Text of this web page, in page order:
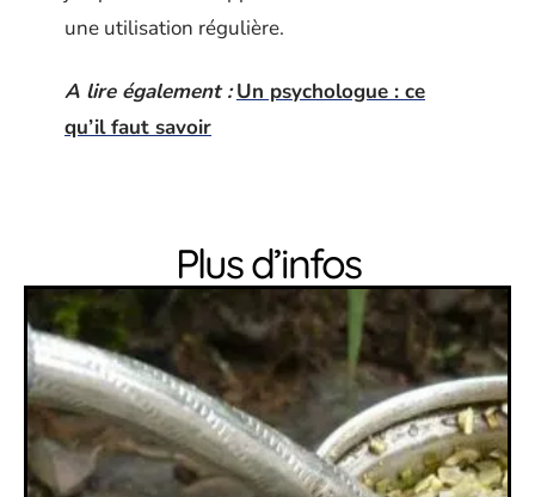
une utilisation régulière.
A lire également : Un psychologue : ce
qu’il faut savoir
Plus d’infos